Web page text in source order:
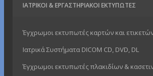
ΙΑΤΡΙΚΟΊ & ΕΡΓΑΣΤΗΡΙΑΚΟΊ ΕΚΤΥΠΩΤΈΣ
Έγχρωμοι εκτυπωτές καρτών και
Ιατρικά Συστήματα DICOM CD, DVD, DL
Έγχρωμοι εκτυπωτές πλακιδίων &